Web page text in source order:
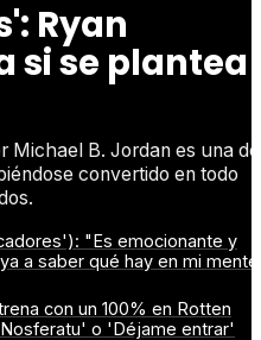
Ryan
si se plantea
B. Jordan es una de
convertido en todo
"Es emocionante y
a saber qué hay en mi mente
con un 100% en Rotten
o 'Déjame entrar'